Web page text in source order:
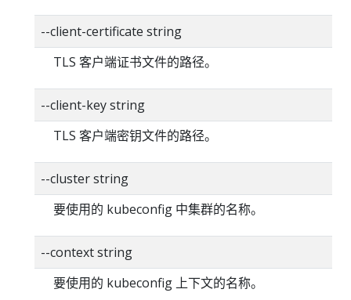
--client-certificate string
TLS 客户端证书文件的路径。
--client-key string
TLS 客户端密钥文件的路径。
--cluster string
要使用的 kubeconfig 中集群的名称。
--context string
要使用的 kubeconfig 上下文的名称。